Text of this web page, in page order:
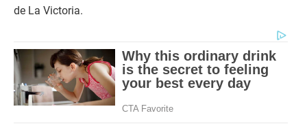
de La Victoria.